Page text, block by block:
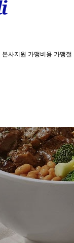
본사지원 가맹비용 가맹절